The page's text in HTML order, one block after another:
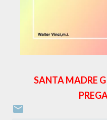
SANTA MADRE